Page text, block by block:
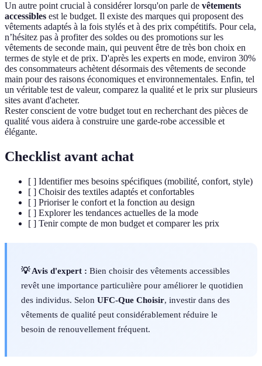
Un autre point crucial à considérer lorsqu'on parle de vêtements
accessibles est le budget. Il existe des marques qui proposent des
vêtements adaptés à la fois stylés et à des prix compétitifs. Pour cela,
n’hésitez pas à profiter des soldes ou des promotions sur les
vêtements de seconde main, qui peuvent être de très bon choix en
termes de style et de prix. D'après les experts en mode, environ 30%
des consommateurs achètent désormais des vêtements de seconde
main pour des raisons économiques et environnementales. Enfin, tel
un véritable test de valeur, comparez la qualité et le prix sur plusieurs
sites avant d'acheter.
Rester conscient de votre budget tout en recherchant des pièces de
qualité vous aidera à construire une garde-robe accessible et
élégante.
Checklist avant achat
[ ] Identifier mes besoins spécifiques (mobilité, confort, style)
[ ] Choisir des textiles adaptés et confortables
[ ] Prioriser le confort et la fonction au design
[ ] Explorer les tendances actuelles de la mode
[ ] Tenir compte de mon budget et comparer les prix
💡 Avis d'expert : Bien choisir des vêtements accessibles
revêt une importance particulière pour améliorer le quotidien
des individus. Selon UFC-Que Choisir, investir dans des
vêtements de qualité peut considérablement réduire le
besoin de renouvellement fréquent.